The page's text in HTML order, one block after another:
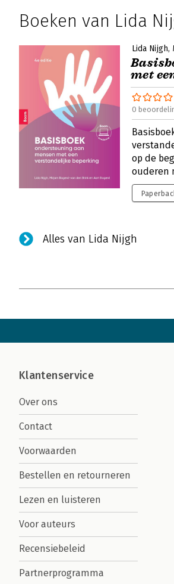
Boeken van Lida
Lida Nijgh
met
0
op de
ouderen
Alles van Lida Nijgh
Klantenservice
Over ons
Contact
Voorwaarden
Bestellen en retourneren
Lezen en luisteren
Voor auteurs
Recensiebeleid
Partnerprogramma